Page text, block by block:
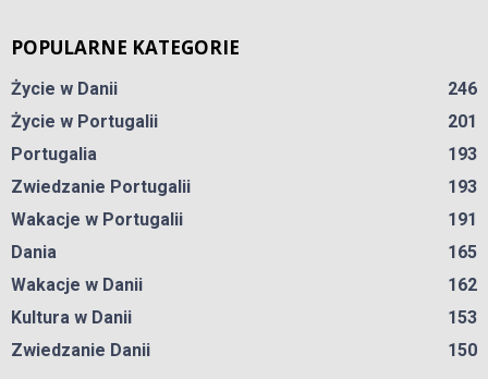
POPULARNE KATEGORIE
Życie w Danii
246
Życie w Portugalii
201
Portugalia
193
Zwiedzanie Portugalii
193
Wakacje w Portugalii
191
Dania
165
Wakacje w Danii
162
Kultura w Danii
153
Zwiedzanie Danii
150